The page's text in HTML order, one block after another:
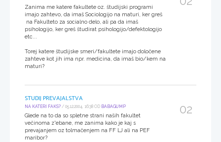
Zanima me katere fakultete oz. študijski programi
imajo zahtevo, da imaš Sociologijo na maturi, ker greš
na Fakulteto za socialno delo, ali pa da imaš
psihologijo, ker greš študirat psihologijo/defektologijo
etc...
Torej katere študijske smeri/fakultete imajo določene
zahteve kot jih ima npr. medicina, da imaš bio/kem na
maturi?
STUDIJ PREVAJALSTVA
NA KATERI FAKS? / 05.12.2004, 16:38 OD BABAGUMP
Glede na to da so spletne strani naših fakultet
večinoma z*ebane, me zanima kako je kaj s
prevajanjem oz tolmačenjem na FF LJ ali na PEF
maribor?
02